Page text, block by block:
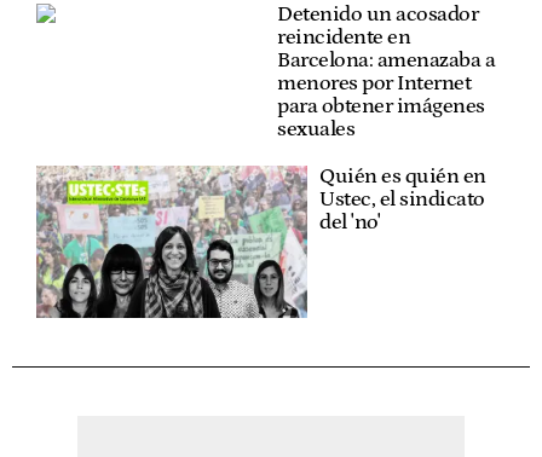
Detenido un acosador
reincidente en
Barcelona: amenazaba a
menores por Internet
para obtener imágenes
sexuales
Quién es quién en
Ustec, el sindicato
del 'no'